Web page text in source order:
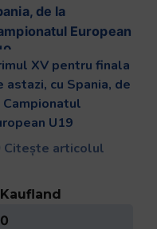
XV pentru finala
astazi, cu Spania, de
Campionatul
U19
Citește articolul